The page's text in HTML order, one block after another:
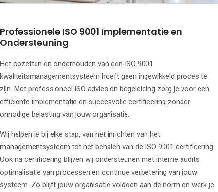
Professionele ISO 9001 Implementatie en
Ondersteuning
Het opzetten en onderhouden van een ISO 9001
kwaliteitsmanagementsysteem hoeft geen ingewikkeld proces te
zijn. Met professioneel ISO advies en begeleiding zorg je voor een
efficiënte implementatie en succesvolle certificering zonder
onnodige belasting van jouw organisatie.
Wij helpen je bij elke stap: van het inrichten van het
managementsysteem tot het behalen van de ISO 9001 certificering.
Ook na certificering blijven wij ondersteunen met interne audits,
optimalisatie van processen en continue verbetering van jouw
systeem. Zo blijft jouw organisatie voldoen aan de norm en werk je